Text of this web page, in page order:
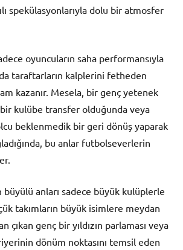
spekülasyonlarıyla dolu bir atmosfer
oyuncuların saha performansıyla
taraftarların kalplerini fetheden
kazanır. Mesela, bir genç yetenek
kulübe transfer olduğunda veya
beklenmedik bir geri dönüş yaparak
bu anlar futbolseverlerin
büyülü anları sadece büyük kulüplerle
takımların büyük isimlere meydan
çıkan genç bir yıldızın parlaması veya
dönüm noktasını temsil eden